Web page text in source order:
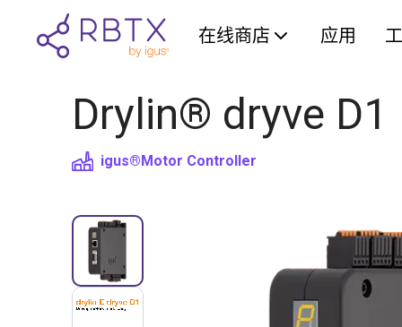
在线商店 应用
Drylin® dryve
igus®Motor Controller